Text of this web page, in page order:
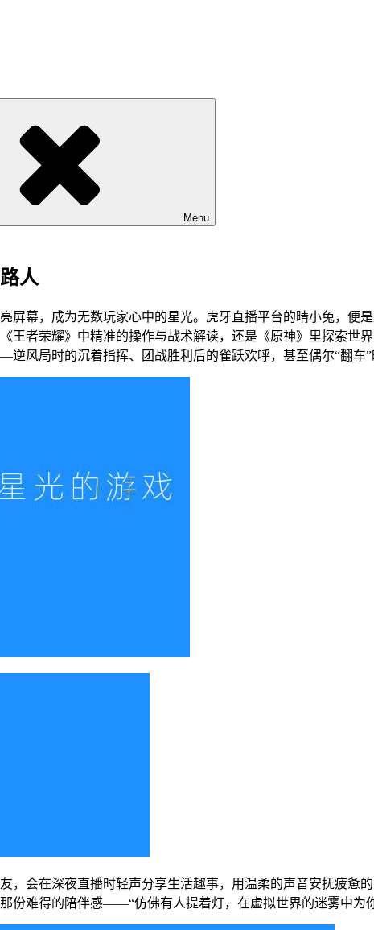
Menu
人
屏幕，成为无数玩家心中的星光。虎牙直播平台的晴小兔，便
王者荣耀》中精准的操作与战术解读，还是《原神》里探索世
风局时的沉着指挥、团战胜利后的雀跃欢呼，甚至偶尔“翻车
，会在深夜直播时轻声分享生活趣事，用温柔的声音安抚疲惫
份难得的陪伴感——“仿佛有人提着灯，在虚拟世界的迷雾中为你